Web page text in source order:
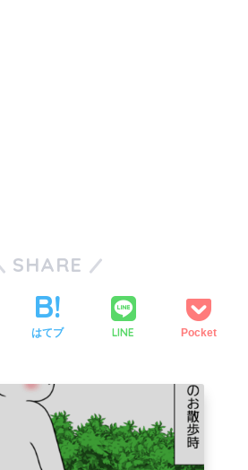
SHARE
はてブ LINE Pocket